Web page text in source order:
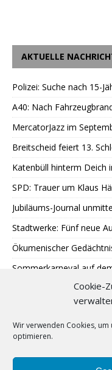
Cookie-
Wir verwenden Cookies, um
optimieren.
AKTUELLE
Polizei: Suche nach 15-
A40: Nach
MercatorJazz im
Breitscheid feiert 13.
Katenbüll hinterm Deich
SPD: Trauer um Klaus
Jubiläums-Journal
Stadtwerke: Fünf neue
Ökumenischer
Sommerkarneval auf
LAUT Finissage im
Treffen Sternenkinder-
SPD: Besuch bei Johann